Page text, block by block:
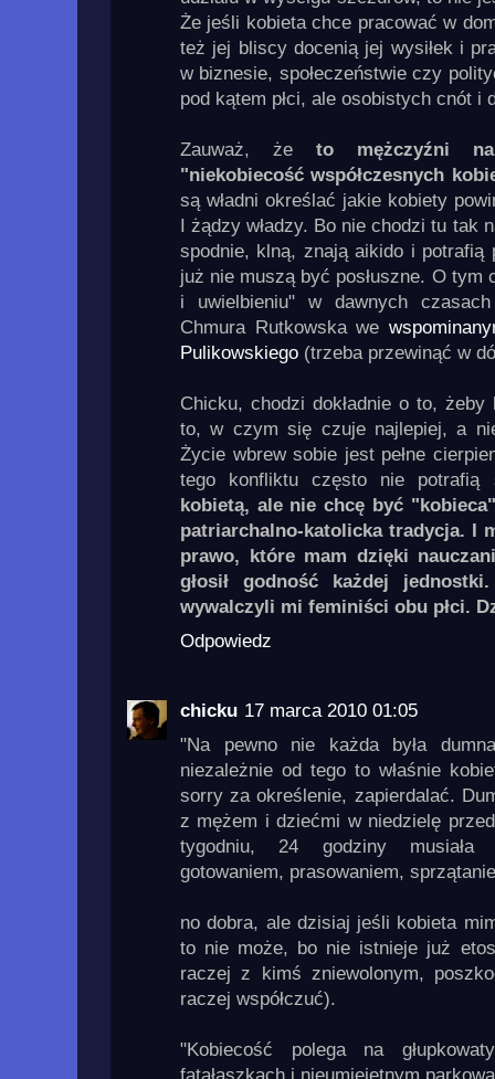
Że jeśli kobieta chce pracować w
też jej bliscy docenią jej wysiłek i
w biznesie, społeczeństwie czy
pod kątem płci, ale osobistych cnót i
Zauważ, że to mężczyźni
"niekobiecość współczesnych
są władni określać jakie kobiety
I żądzy władzy. Bo nie chodzi tu tak
spodnie, klną, znają aikido i
już nie muszą być posłuszne. O tym
i uwielbieniu" w dawnych
Chmura Rutkowska we
Pulikowskiego (trzeba przewinąć w
Chicku, chodzi dokładnie o to,
to, w czym się czuje najlepiej, a
Życie wbrew sobie jest pełne
tego konfliktu często nie
kobietą, ale nie chcę być
patriarchalno-katolicka tradycja. I
prawo, które mam dzięki
głosił godność każdej
wywalczyli mi feminiści obu płci.
Odpowiedz
chicku 17 marca 2010 01:05
"Na pewno nie każda była
niezależnie od tego to właśnie
sorry za określenie, zapierdalać.
z mężem i dziećmi w niedzielę
tygodniu, 24 godziny musiała
gotowaniem, prasowaniem,
no dobra, ale dzisiaj jeśli kobieta
to nie może, bo nie istnieje już
raczej z kimś zniewolonym,
raczej współczuć).
"Kobiecość polega na